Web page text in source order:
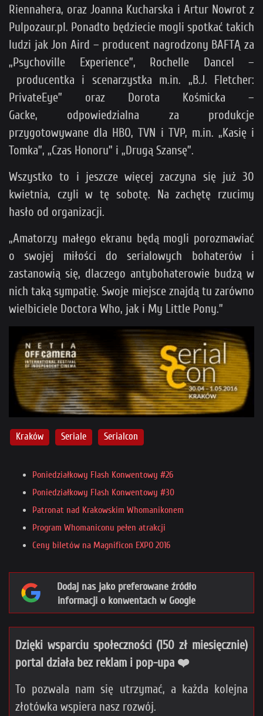
Riennahera, oraz Joanna Kucharska i Artur Nowrot z
Pulpozaur.pl. Ponadto będziecie mogli spotkać takich
ludzi jak Jon Aird – producent nagrodzony BAFTĄ za
„Psychoville Experience”, Rochelle Dancel –
producentka i scenarzystka m.in. „B.J. Fletcher:
PrivateEye” oraz Dorota Kośmicka –
Gacke, odpowiedzialna za produkcje
przygotowywane dla HBO, TVN i TVP, m.in. „Kasię i
Tomka”, „Czas Honoru” i „Drugą Szansę”.
Wszystko to i jeszcze więcej zaczyna się już 30
kwietnia, czyli w tę sobotę. Na zachętę rzucimy
hasło od organizacji.
„Amatorzy małego ekranu będą mogli porozmawiać
o swojej miłości do serialowych bohaterów i
zastanowią się, dlaczego antybohaterowie budzą w
nich taką sympatię. Swoje miejsce znajdą tu zarówno
wielbiciele Doctora Who, jak i My Little Pony.”
Kraków Seriale Serialcon
Poniedziałkowy Flash Konwentowy #26
Poniedziałkowy Flash Konwentowy #30
Patronat nad Krakowskim Whomanikonem
Program Whomaniconu pełen atrakcji
Ceny biletów na Magnificon EXPO 2016
Dodaj nas jako preferowane źródło
informacji o konwentach w Google
Dzięki wsparciu społeczności (150 zł miesięcznie)
portal działa bez reklam i pop-upa ❤️
To pozwala nam się utrzymać, a każda kolejna
złotówka wspiera nasz rozwój.